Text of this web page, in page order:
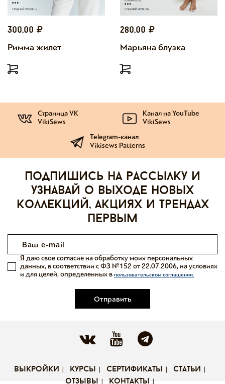
300,00
Римма жилет
280,00
Марьяна блузка
Страница VK
VikiSews
Канал на YouTube
VikiSews
Telegram-канал
Vikisews Patterns
Подпишись на рассылку и
узнавай о выходе новых
коллекций, акциях и трендах
первым
Отправить
Я даю свое согласие на обработку моих персональных
данных, в соответствии с ФЗ №152 от 22.07.2006, на условиях
и для целей, определенных в пользовательском соглашении.
выкройки курсы сертификаты
статьи
отзывы
контакты